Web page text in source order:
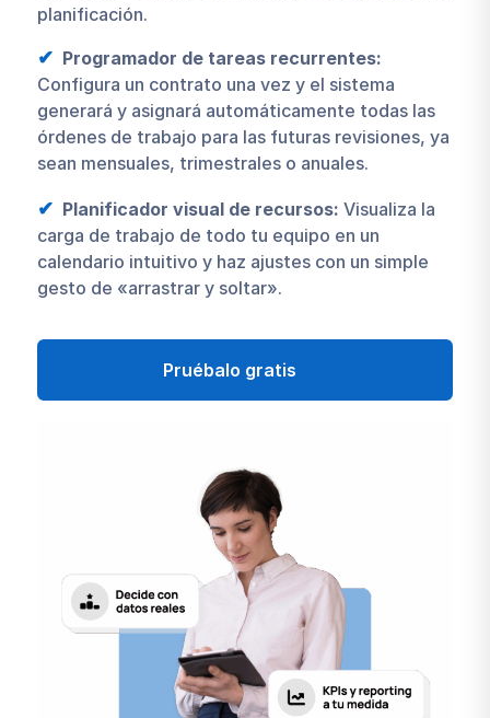
planificación.
Programador de tareas recurrentes:
Configura un contrato una vez y el sistema
generará y asignará automáticamente todas las
órdenes de trabajo para las futuras revisiones, ya
sean mensuales, trimestrales o anuales.
Planificador visual de recursos: Visualiza la
carga de trabajo de todo tu equipo en un
calendario intuitivo y haz ajustes con un simple
gesto de «arrastrar y soltar».
Pruébalo gratis